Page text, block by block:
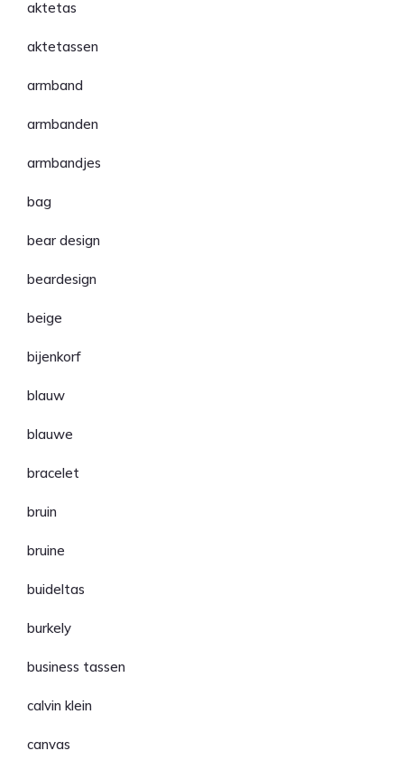
aktetas
aktetassen
armband
armbanden
armbandjes
bag
bear design
beardesign
beige
bijenkorf
blauw
blauwe
bracelet
bruin
bruine
buideltas
burkely
business tassen
calvin klein
canvas